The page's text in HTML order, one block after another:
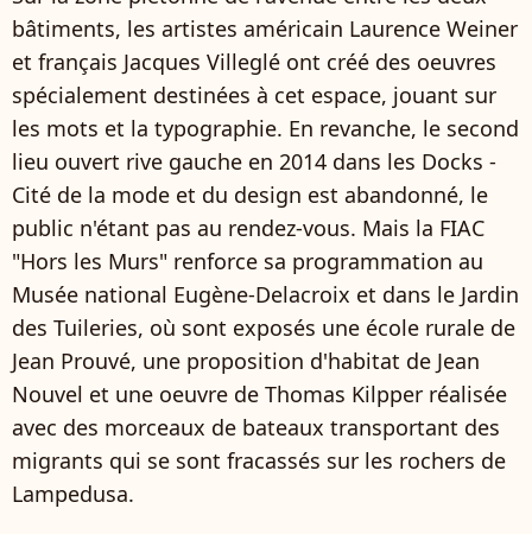
bâtiments, les artistes américain Laurence Weiner
et français Jacques Villeglé ont créé des oeuvres
spécialement destinées à cet espace, jouant sur
les mots et la typographie. En revanche, le second
lieu ouvert rive gauche en 2014 dans les Docks -
Cité de la mode et du design est abandonné, le
public n'étant pas au rendez-vous. Mais la FIAC
"Hors les Murs" renforce sa programmation au
Musée national Eugène-Delacroix et dans le Jardin
des Tuileries, où sont exposés une école rurale de
Jean Prouvé, une proposition d'habitat de Jean
Nouvel et une oeuvre de Thomas Kilpper réalisée
avec des morceaux de bateaux transportant des
migrants qui se sont fracassés sur les rochers de
Lampedusa.